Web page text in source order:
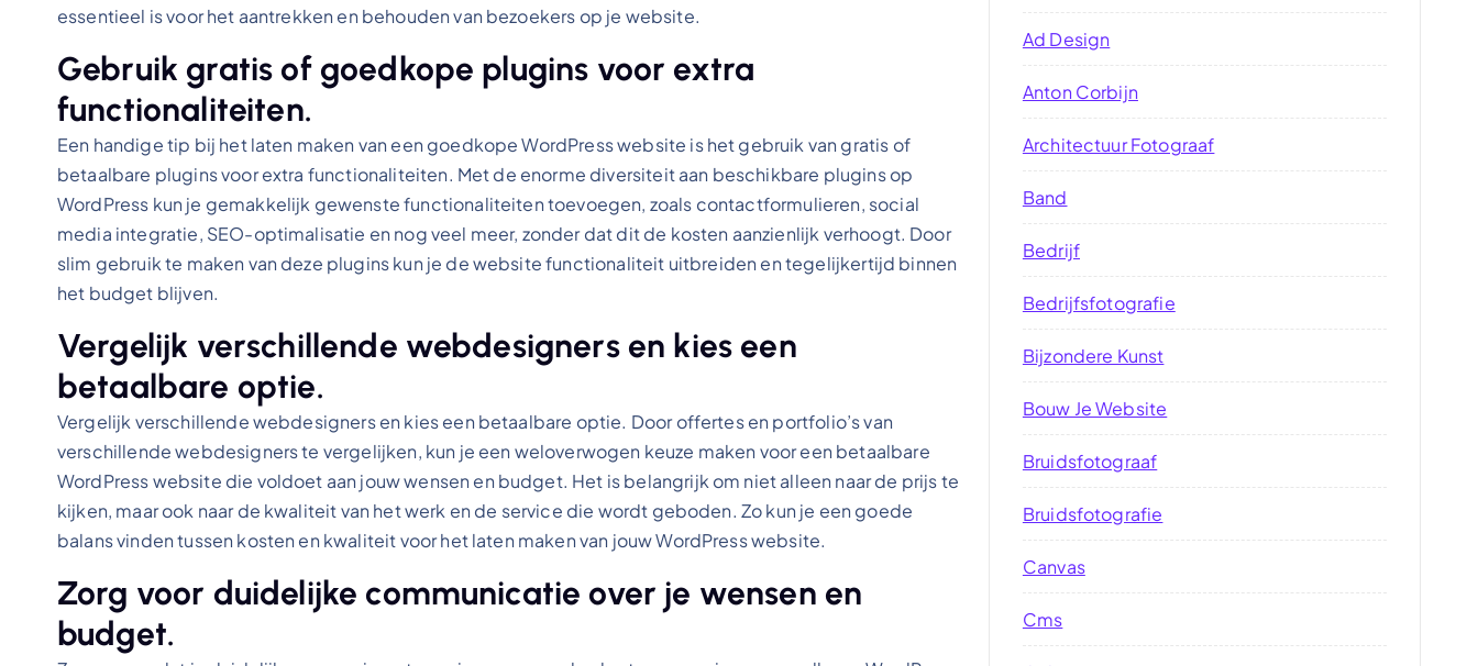
essentieel is voor het aantrekken en behouden van bezoekers op je website.
Gebruik gratis of goedkope plugins voor extra
functionaliteiten.
Een handige tip bij het laten maken van een goedkope WordPress website is het gebruik van gratis of
betaalbare plugins voor extra functionaliteiten. Met de enorme diversiteit aan beschikbare plugins op
WordPress kun je gemakkelijk gewenste functionaliteiten toevoegen, zoals contactformulieren, social
media integratie, SEO-optimalisatie en nog veel meer, zonder dat dit de kosten aanzienlijk verhoogt. Door
slim gebruik te maken van deze plugins kun je de website functionaliteit uitbreiden en tegelijkertijd binnen
het budget blijven.
Vergelijk verschillende webdesigners en kies een
betaalbare optie.
Vergelijk verschillende webdesigners en kies een betaalbare optie. Door offertes en portfolio’s van
verschillende webdesigners te vergelijken, kun je een weloverwogen keuze maken voor een betaalbare
WordPress website die voldoet aan jouw wensen en budget. Het is belangrijk om niet alleen naar de prijs te
kijken, maar ook naar de kwaliteit van het werk en de service die wordt geboden. Zo kun je een goede
balans vinden tussen kosten en kwaliteit voor het laten maken van jouw WordPress website.
Zorg voor duidelijke communicatie over je wensen en
budget.
Ad Design
Anton Corbijn
Architectuur Fotograaf
Band
Bedrijf
Bedrijfsfotografie
Bijzondere Kunst
Bouw Je Website
Bruidsfotograaf
Bruidsfotografie
Canvas
Cms